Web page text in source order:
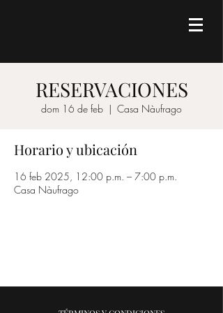
RESERVACIONES
dom 16 de feb
  |
Casa Nàufrago
Horario y ubicación
16 feb 2025, 12:00 p.m. – 7:00 p.m.
Casa Nàufrago